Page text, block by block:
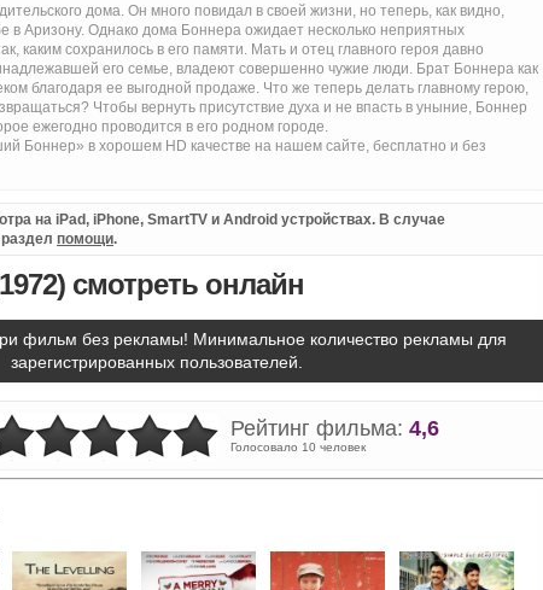
дома. Он много повидал в своей жизни, но теперь, как видно,
в Аризону. Однако дома Боннера ожидает несколько неприятных
каким сохранилось в его памяти. Мать и отец главного героя давно
его семье, владеют совершенно чужие люди. Брат Боннера как
благодаря ее выгодной продаже. Что же теперь делать главному герою,
Чтобы вернуть присутствие духа и не впасть в уныние, Боннер
ежегодно проводится в его родном городе.
Боннер» в хорошем HD качестве на нашем сайте, бесплатно и без
на iPad, iPhone, SmartTV и Android устройствах. В случае
помощи.
смотреть онлайн
фильм без рекламы! Минимальное количество рекламы для
зарегистрированных пользователей.
Рейтинг фильма: 4,6
Голосовало 10 человек